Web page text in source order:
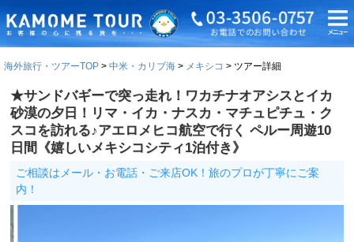
海外旅行・ツアーTOP 中米・カリブ海 メキシコ ツアー詳細
★サンドバギーで突っ走れ！ワカチナオアシスとイカ
砂漠の夕日！リマ・イカ・ナスカ・マチュピチュ・ク
スコを訪れる♪アエロメヒコ航空で行く ペルー周遊10
日間《嬉しいメキシコシティ1泊付き》
ご相談はメール・お電話・ご来店OK！旅のプロが丁寧にご案
内！